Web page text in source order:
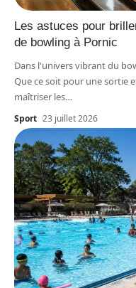
Les astuces pour
de bowling à Pornic
Dans l'univers vibrant du
Que ce soit pour une sortie
maîtriser les…
Sport 23 juillet 2026